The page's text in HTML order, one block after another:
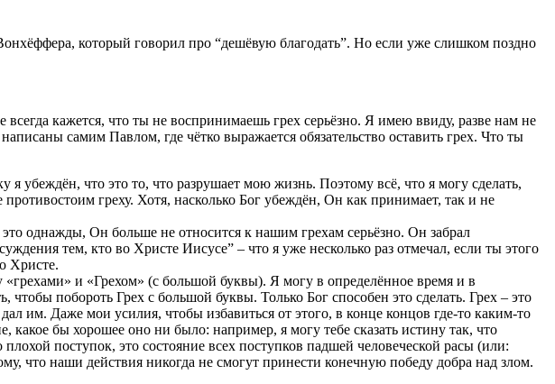
который говорил про “дешёвую благодать”. Но если уже слишком поздно
кажется, что ты не воспринимаешь грех серьёзно. Я имею ввиду, разве нам не
самим Павлом, где чётко выражается обязательство оставить грех. Что ты
что это то, что разрушает мою жизнь. Поэтому всё, что я могу сделать,
греху. Хотя, насколько Бог убеждён, Он как принимает, так и не
однажды, Он больше не относится к нашим грехам серьёзно. Он забрал
тем, кто во Христе Иисусе” – что я уже несколько раз отмечал, если ты этого
Христе.
и «Грехом» (с большой буквы). Я могу в определённое время и в
чтобы побороть Грех с большой буквы. Только Бог способен это сделать. Грех – это
им. Даже мои усилия, чтобы избавиться от этого, в конце концов где-то каким-то
какое бы хорошее оно ни было: например, я могу тебе сказать истину так, что
поступок, это состояние всех поступков падшей человеческой расы (или:
что наши действия никогда не смогут принести конечную победу добра над злом.